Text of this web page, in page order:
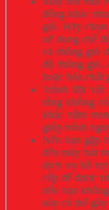
động khác
gió. Hãy
sử dụng chế
và thông gió
độ thông gió,
hoặc hóa chất
Tránh đặt
rằng không
khác nằm
giúp tránh
Nếu bạn gặp
đến máy hút
dịch vụ hỗ trợ
cấp để được
nếu bạn
này có thể